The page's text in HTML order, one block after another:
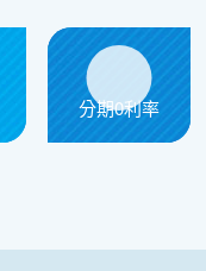
分期0利率